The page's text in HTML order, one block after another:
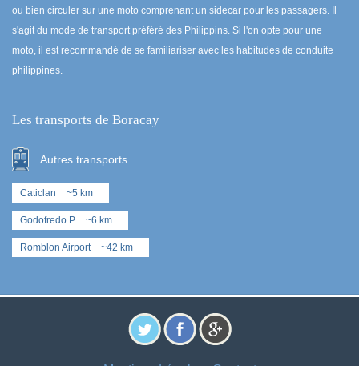
ou bien circuler sur une moto comprenant un sidecar pour les passagers. Il
s'agit du mode de transport préféré des Philippins. Si l'on opte pour une
moto, il est recommandé de se familiariser avec les habitudes de conduite
philippines.
Les transports de Boracay
Autres transports
Caticlan ~5 km
Godofredo P ~6 km
Romblon Airport ~42 km